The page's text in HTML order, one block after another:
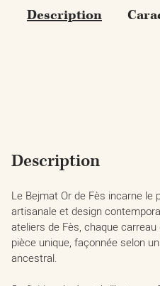
Description
Description
Le Bejmat Or de Fès incarne
artisanale et design
ateliers de Fès, chaque
pièce unique, façonnée selon
ancestral.